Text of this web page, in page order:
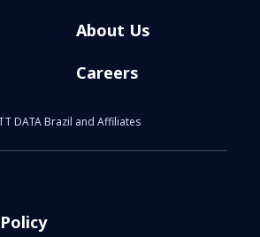
About Us
Careers
DATA Brazil and Affiliates